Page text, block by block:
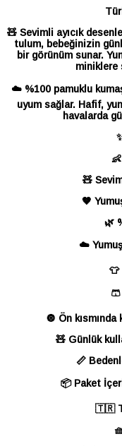
🧸 Sevimli ayıcık
tulum, bebeğinizin
bir görünüm sunar.
miniklere
☁️ %100 pamuklu
uyum sağlar. Hafif,
havalarda
🧸
🤎
🌿
☁️
👕
🔘 Ön
🧸 Günlük
📏
📦 Paket
🇹🇷